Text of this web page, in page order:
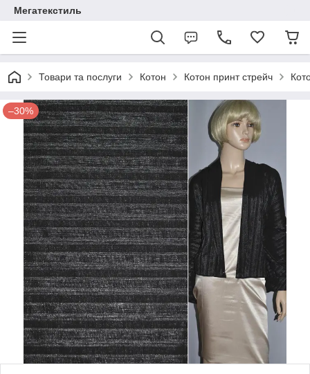
Мегатекстиль
Товари та послуги Котон Котон принт стрейч
–30%